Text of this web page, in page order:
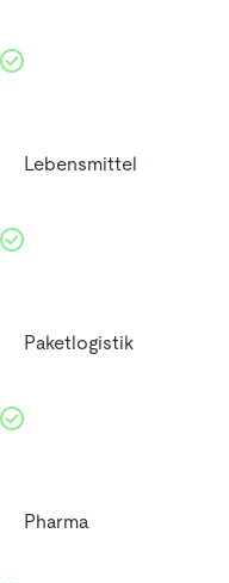
Lebensmittel
Paketlogistik
Pharma